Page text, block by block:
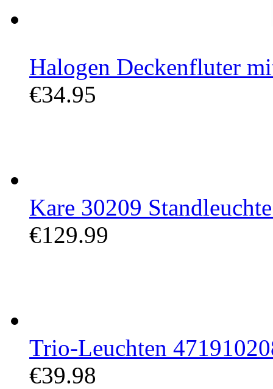
Halogen Deckenfluter
€34.95
Kare 30209
€129.99
Trio-Leuchten
€39.98